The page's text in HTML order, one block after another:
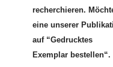
recherchieren.
eine unserer
auf “Gedrucktes
Exemplar bestellen“.